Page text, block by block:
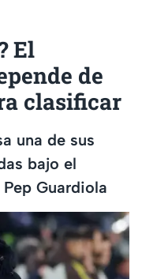
El
de
clasificar
una de sus
bajo el
Guardiola